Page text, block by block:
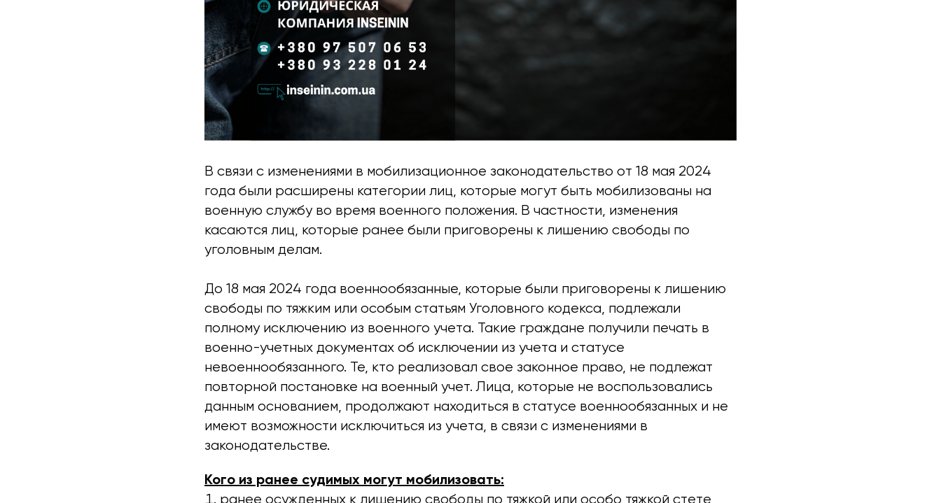
В связи с изменениями в мобилизационное законодательство от 18 мая 2024
года были расширены категории лиц, которые могут быть мобилизованы на
военную службу во время военного положения. В частности, изменения
касаются лиц, которые ранее были приговорены к лишению свободы по
уголовным делам.
До 18 мая 2024 года военнообязанные, которые были приговорены к лишению
свободы по тяжким или особым статьям Уголовного кодекса, подлежали
полному исключению из военного учета. Такие граждане получили печать в
военно-учетных документах об исключении из учета и статусе
невоеннообязанного. Те, кто реализовал свое законное право, не подлежат
повторной постановке на военный учет. Лица, которые не воспользовались
данным основанием, продолжают находиться в статусе военнообязанных и не
имеют возможности исключиться из учета, в связи с изменениями в
законодательстве.
Кого из ранее судимых могут мобилизовать:
ранее осужденных к лишению свободы по тяжкой или особо тяжкой стете,